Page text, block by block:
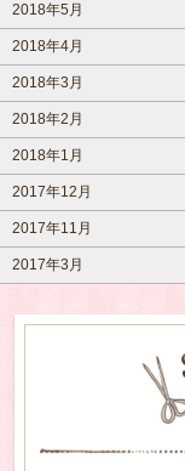
2018年5月
2018年4月
2018年3月
2018年2月
2018年1月
2017年12月
2017年11月
2017年3月